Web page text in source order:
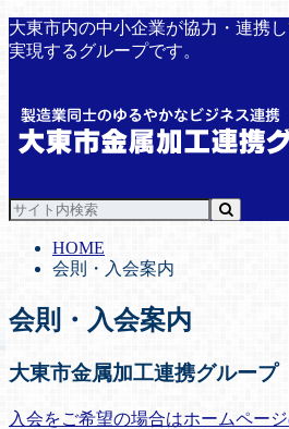
大東市内の中小企業が協力・連携
実現するグループです。
HOME
会則・入会案内
会則・入会案内
大東市金属加工連携グルー
入会をご希望の場合はホームペー